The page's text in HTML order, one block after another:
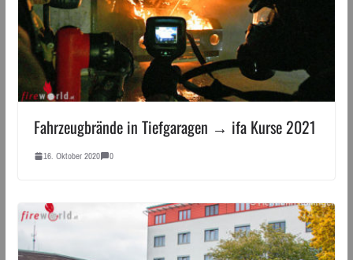
Fahrzeugbrände in Tiefgaragen → ifa Kurse 2021
16. Oktober 2020 0